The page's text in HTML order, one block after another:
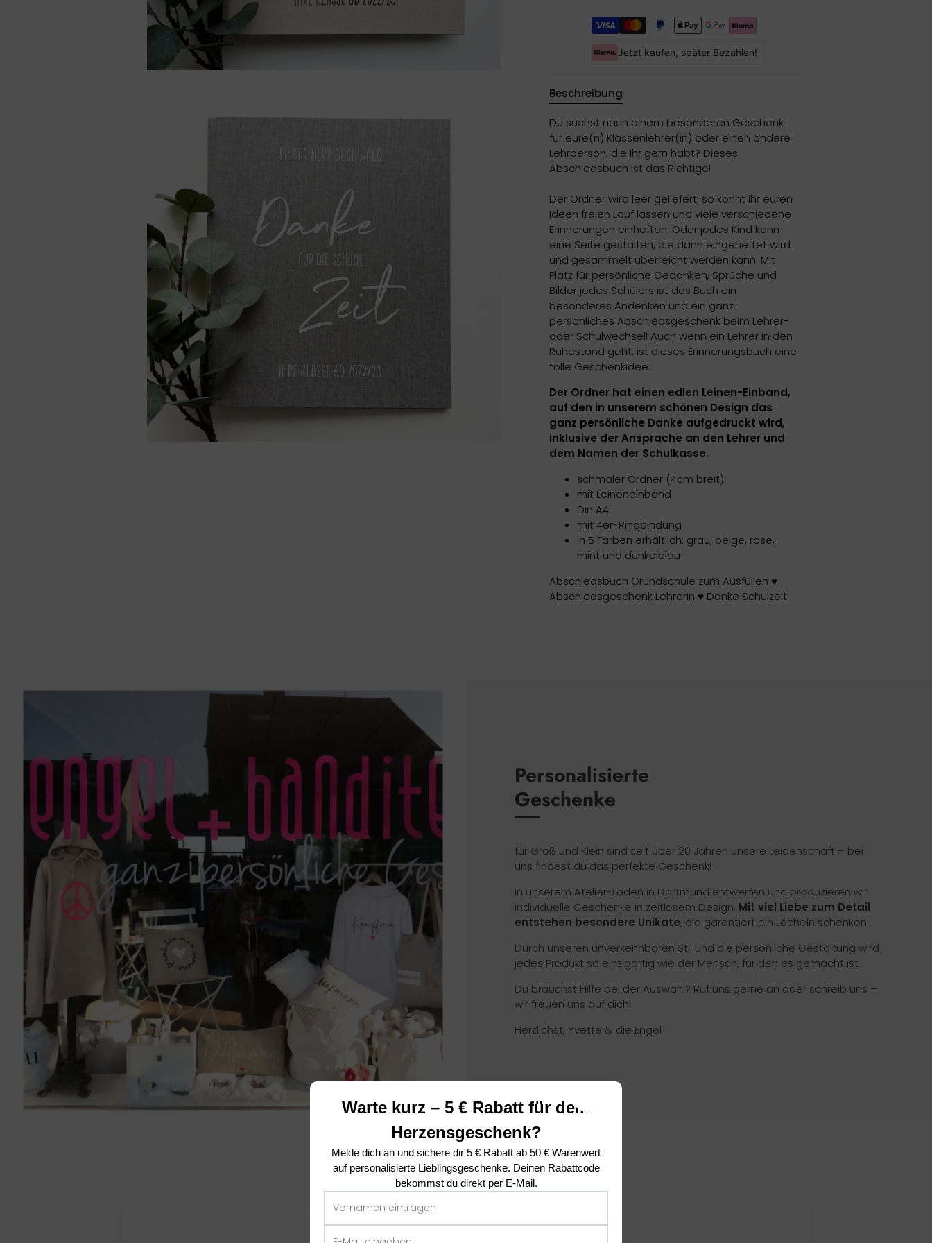
Jetzt kaufen, später Bezahlen!
Beschreibung
Du suchst nach einem besonderen Geschenk
für eure(n) Klassenlehrer(in) oder einen andere
Lehrperson, die Ihr gern habt? Dieses
Abschiedsbuch ist das Richtige!
Der Ordner wird leer geliefert, so könnt ihr euren
Ideen freien Lauf lassen und viele verschiedene
Erinnerungen einheften. Oder jedes Kind kann
eine Seite gestalten, die dann eingeheftet wird
und gesammelt überreicht werden kann. Mit
Platz für persönliche Gedanken, Sprüche und
Bilder jedes Schülers ist das Buch ein
besonderes Andenken und ein ganz
persönliches Abschiedsgeschenk beim Lehrer-
oder Schulwechsel! Auch wenn ein Lehrer in den
Ruhestand geht, ist dieses Erinnerungsbuch eine
tolle Geschenkidee.
Der Ordner hat einen edlen Leinen-Einband,
auf den in unserem schönen Design das
ganz persönliche Danke aufgedruckt wird,
inklusive der Ansprache an den Lehrer und
dem Namen der Schulkasse.
schmaler Ordner (4cm breit)
mit Leineneinband
Din A4
mit 4er-Ringbindung
in 5 Farben erhältlich: grau, beige, rose,
mint und dunkelblau
Abschiedsbuch Grundschule zum Ausfüllen ♥
Abschiedsgeschenk Lehrerin ♥ Danke Schulzeit
Personalisierte
Geschenke
für Groß und Klein sind seit über 20 Jahren unsere Leidenschaft – bei
uns findest du das perfekte Geschenk!
In unserem Atelier-Laden in Dortmund entwerfen und produzieren wir
individuelle Geschenke in zeitlosem Design. Mit viel Liebe zum Detail
entstehen besondere Unikate, die garantiert ein Lächeln schenken.
Durch unseren unverkennbaren Stil und die persönliche Gestaltung wird
jedes Produkt so einzigartig wie der Mensch, für den es gemacht ist.
Du brauchst Hilfe bei der Auswahl? Ruf uns gerne an oder schreib uns –
wir freuen uns auf dich!
Herzlichst, Yvette & die Engel
Das sagen unsere Kunden ❤
Warte kurz – 5 € Rabatt für dein
Herzensgeschenk?
Melde dich an und sichere dir 5 € Rabatt ab 50 € Warenwert
auf personalisierte Lieblingsgeschenke. Deinen Rabattcode
bekommst du direkt per E-Mail.